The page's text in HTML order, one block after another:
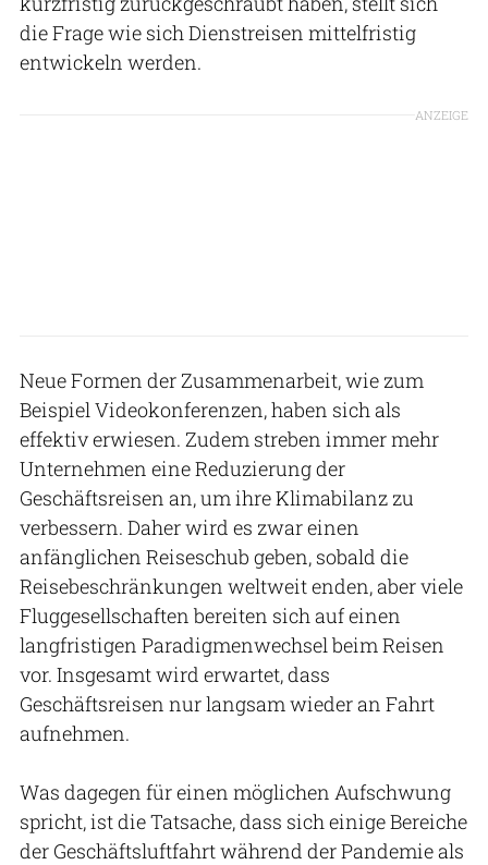
die Frage wie sich Dienstreisen mittelfristig
entwickeln werden.
ANZEIGE
Neue Formen der Zusammenarbeit, wie zum
Beispiel Videokonferenzen, haben sich als
effektiv erwiesen. Zudem streben immer mehr
Unternehmen eine Reduzierung der
Geschäftsreisen an, um ihre Klimabilanz zu
verbessern. Daher wird es zwar einen
anfänglichen Reiseschub geben, sobald die
Reisebeschränkungen weltweit enden, aber viele
Fluggesellschaften bereiten sich auf einen
langfristigen Paradigmenwechsel beim Reisen
vor. Insgesamt wird erwartet, dass
Geschäftsreisen nur langsam wieder an Fahrt
aufnehmen.
Was dagegen für einen möglichen Aufschwung
spricht, ist die Tatsache, dass sich einige Bereiche
der Geschäftsluftfahrt während der Pandemie als